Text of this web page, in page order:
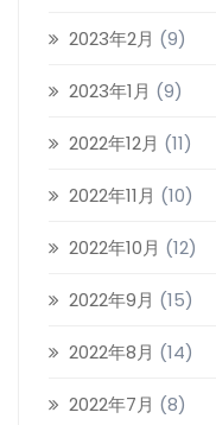
2023年2月 (9)
2023年1月 (9)
2022年12月 (11)
2022年11月 (10)
2022年10月 (12)
2022年9月 (15)
2022年8月 (14)
2022年7月 (8)